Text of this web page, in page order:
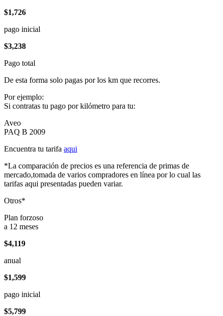
$1,726
pago inicial
$3,238
Pago total
De esta forma solo pagas por los km que recorres.
Por ejemplo:
Si contratas tu pago por kilómetro para tu:
Aveo
PAQ B 2009
Encuentra tu tarifa aqui
*La comparación de precios es una referencia de primas de
mercado,tomada de varios compradores en línea por lo cual las
tarifas aqui presentadas pueden variar.
Otros*
Plan forzoso
a 12 meses
$4,119
anual
$1,599
pago inicial
$5,799